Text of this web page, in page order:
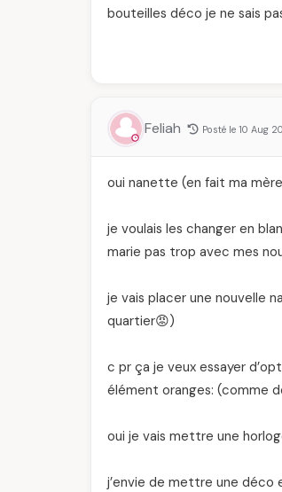
bouteilles déco je ne sais
Feliah Posté le 10 Aug
oui nanette (en fait ma
je voulais les changer en
marie pas trop avec mes
je vais placer une nouvelle
quartier😡)
c pr ça je veux essayer
élément oranges: (comme
oui je vais mettre une
j’envie de mettre une déco